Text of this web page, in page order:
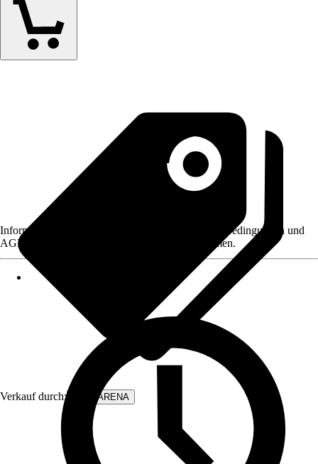
Verkauf durch: WALLARENA
Informationen des Verkäufers, wie z. B. Rückgabebedingungen und
AGB, finden Sie bei Klick auf den Verkäufernamen.